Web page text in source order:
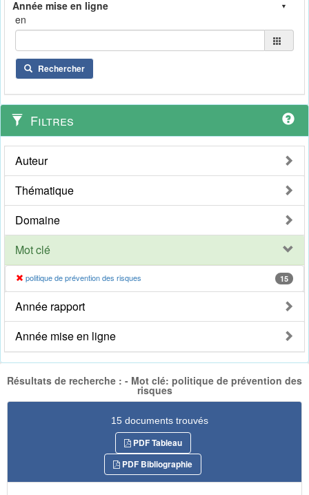
en
Rechercher
Filtres
Auteur
Thématique
Domaine
Mot clé
politique de prévention des risques 15
Année rapport
Année mise en ligne
Résultats de recherche : - Mot clé: politique de prévention des
risques
15 documents trouvés
PDF Tableau
PDF Bibliographie